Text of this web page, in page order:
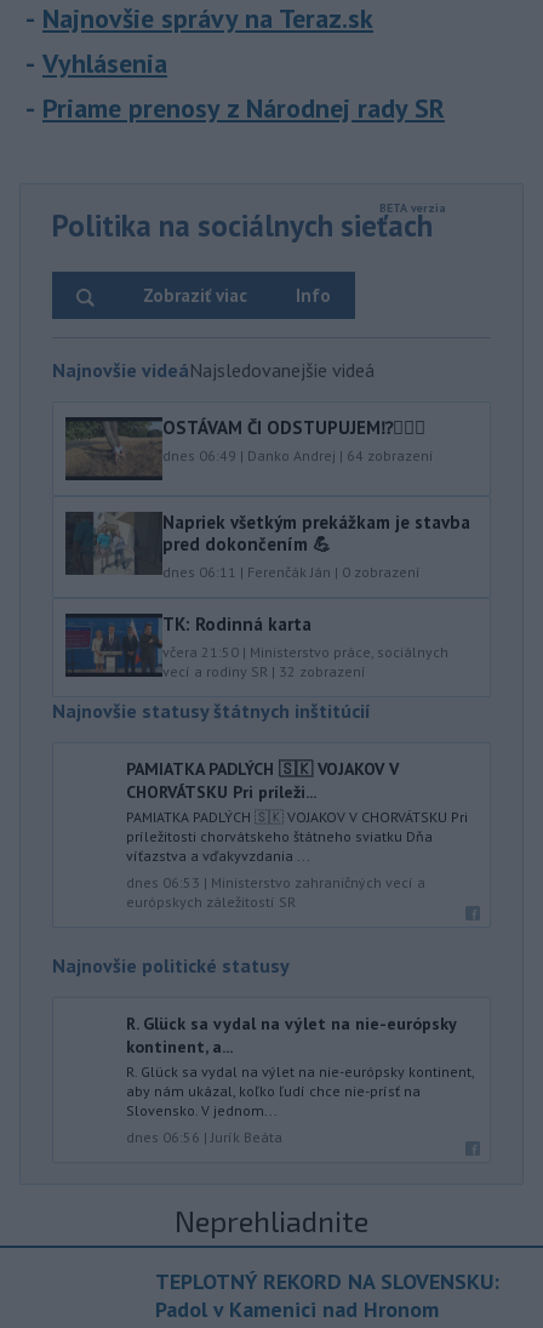
Najnovšie správy na Teraz.sk
Vyhlásenia
Priame prenosy z Národnej rady SR
Politika na sociálnych sieťach
Info
Zobraziť viac
Najnovšie videáNajsledovanejšie videá
OSTÁVAM ČI ODSTUPUJEM⁉️🤷🏻‍♂️
dnes 06:49 | Danko Andrej | 64 zobrazení
Napriek všetkým prekážkam je stavba
pred dokončením 💪
dnes 06:11 | Ferenčák Ján | 0 zobrazení
TK: Rodinná karta
včera 21:50 | Ministerstvo práce, sociálnych
vecí a rodiny SR | 32 zobrazení
Najnovšie statusy štátnych inštitúcií
PAMIATKA PADLÝCH 🇸🇰 VOJAKOV V
CHORVÁTSKU Pri príleži...
PAMIATKA PADLÝCH 🇸🇰 VOJAKOV V CHORVÁTSKU Pri
príležitosti chorvátskeho štátneho sviatku Dňa
víťazstva a vďakyvzdania ...
dnes 06:53 | Ministerstvo zahraničných vecí a
európskych záležitostí SR
Najnovšie politické statusy
R. Glück sa vydal na výlet na nie-európsky
kontinent, a...
R. Glück sa vydal na výlet na nie-európsky kontinent,
aby nám ukázal, koľko ľudí chce nie-prísť na
Slovensko. V jednom...
dnes 06:56 |Jurík Beáta
Neprehliadnite
TEPLOTNÝ REKORD NA SLOVENSKU:
Padol v Kamenici nad Hronom